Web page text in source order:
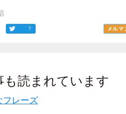
7
も読まれています
フレーズ